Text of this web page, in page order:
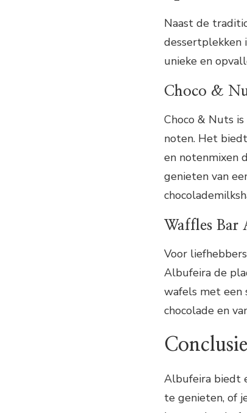
Naast de
dessertplekken
unieke en
Choco &
Choco & Nuts
noten. Het
en notenmixen
genieten van
Waffles Bar
Voor
Albufeira de
wafels met een
chocolade en
Conclusie
Albufeira biedt
te genieten, of